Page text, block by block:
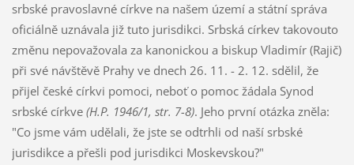
srbské pravoslavné církve na našem území a státní správa
oficiálně uznávala již tuto jurisdikci. Srbská církev takovouto
změnu nepovažovala za kanonickou a biskup Vladimír (Rajič)
při své návštěvě Prahy ve dnech 26. 11. - 2. 12. sdělil, že
přijel české církvi pomoci, neboť o pomoc žádala Synod
srbské církve (H.P. 1946/1, str. 7-8). Jeho první otázka zněla:
"Co jsme vám udělali, že jste se odtrhli od naší srbské
jurisdikce a přešli pod jurisdikci Moskevskou?"